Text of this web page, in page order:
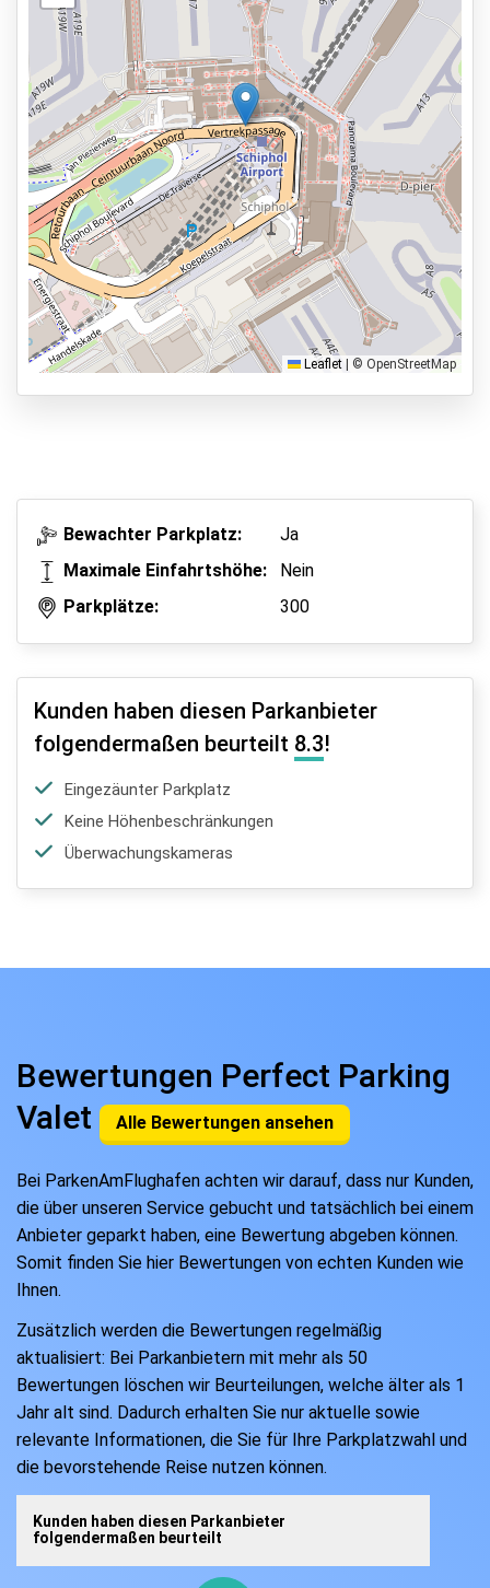
Barrierefreier Zugang
Sicherheitsmitarbeiter vor Ort
Dienstleistungen
24 Stunden am Tag geöffnet
Reservieren im Voraus
0.1km zur Abflughalle
Parkmöglichkeiten
Shuttle Parken
Valet Parken
Ansicht auf der Karte
Leaflet © OpenStreetMap
Bewachter Parkplatz:
Ja
Maximale Einfahrtshöhe:
Nein
Parkplätze:
300
Kunden haben diesen Parkanbieter
folgendermaßen beurteilt 8.3!
Eingezäunter Parkplatz
Keine Höhenbeschränkungen
Überwachungskameras
Bewertungen Perfect Parking
Valet
Alle Bewertungen ansehen
Bei ParkenAmFlughafen achten wir darauf, dass nur Kunden,
die über unseren Service gebucht und tatsächlich bei einem
Anbieter geparkt haben, eine Bewertung abgeben können.
Somit finden Sie hier Bewertungen von echten Kunden wie
Ihnen.
Zusätzlich werden die Bewertungen regelmäßig
aktualisiert: Bei Parkanbietern mit mehr als 50
Bewertungen löschen wir Beurteilungen, welche älter als 1
Jahr alt sind. Dadurch erhalten Sie nur aktuelle sowie
relevante Informationen, die Sie für Ihre Parkplatzwahl und
die bevorstehende Reise nutzen können.
Kunden haben diesen Parkanbieter
folgendermaßen beurteilt